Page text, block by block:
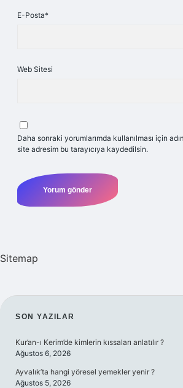
E-Posta*
Web Sitesi
Daha sonraki yorumlarımda kullanılması için
site adresim bu tarayıcıya kaydedilsin.
Sitemap
SIDEBAR
SON YAZILAR
Kur’an-ı Kerim’de kimlerin kıssaları anlatılır ?
Ağustos 6, 2026
Ayvalık’ta hangi yöresel yemekler yenir ?
Ağustos 5, 2026